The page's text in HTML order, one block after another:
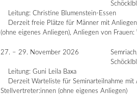
Leitung: Christine Blumenstein-Essen
Derzeit freie Plätze für Männer mit
(ohne eigenes Anliegen), Anliegen von Frauen:
27. – 29. November 2026
Leitung: Guni Leila Baxa
Derzeit Warteliste für Seminarteilnahme
Stellvertreter:innen (ohne eigenes Anliegen)